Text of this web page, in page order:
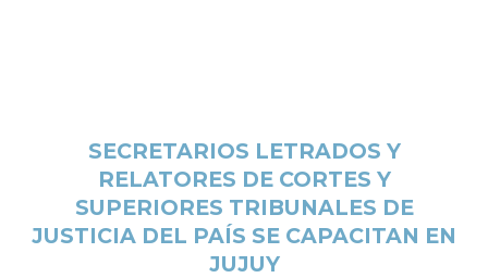
SECRETARIOS LETRADOS Y
RELATORES DE CORTES Y
SUPERIORES TRIBUNALES DE
JUSTICIA DEL PAÍS SE CAPACITAN EN
JUJUY